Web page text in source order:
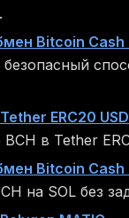
Bitcoin Cash
ERC20
в Tether
Bitcoin Cash
на SOL без